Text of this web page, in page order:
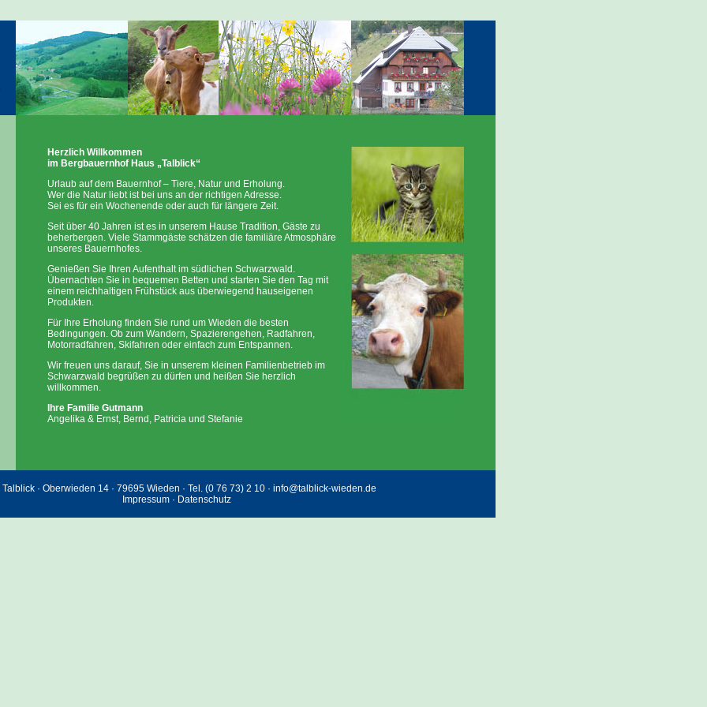
Herzlich Willkommen
im Bergbauernhof Haus „Talblick“
Urlaub auf dem Bauernhof – Tiere, Natur und Erholung.
Wer die Natur liebt ist bei uns an der richtigen Adresse.
Sei es für ein Wochenende oder auch für längere Zeit.
Seit über 40 Jahren ist es in unserem Hause Tradition, Gäste zu
beherbergen. Viele Stammgäste schätzen die familiäre Atmosphäre
unseres Bauernhofes.
Genießen Sie Ihren Aufenthalt im südlichen Schwarzwald.
Übernachten Sie in bequemen Betten und starten Sie den Tag mit
einem reichhaltigen Frühstück aus überwiegend hauseigenen
Produkten.
Für Ihre Erholung finden Sie rund um Wieden die besten
Bedingungen. Ob zum Wandern, Spazierengehen, Radfahren,
Motorradfahren, Skifahren oder einfach zum Entspannen.
Wir freuen uns darauf, Sie in unserem kleinen Familienbetrieb im
Schwarzwald begrüßen zu dürfen und heißen Sie herzlich
willkommen.
Ihre Familie Gutmann
Angelika & Ernst, Bernd, Patricia und Stefanie
· Oberwieden 14 · 79695 Wieden · Tel. (0 76 73) 2 10 · info@talblick-wieden.de
Impressum · Datenschutz